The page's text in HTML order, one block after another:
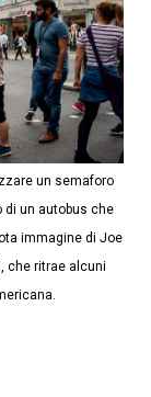
un semaforo
di un autobus che
immagine di Joe
che ritrae alcuni